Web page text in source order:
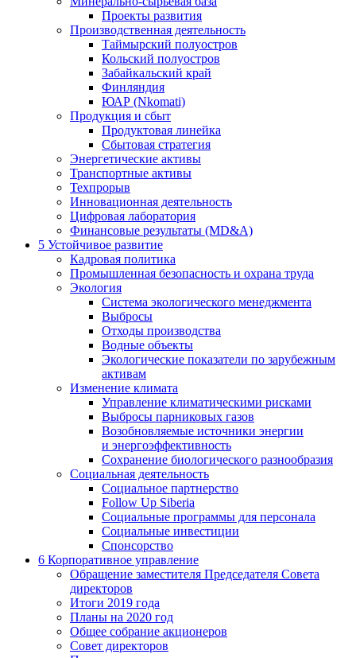
Проекты развития
Производственная деятельность
Таймырский полуостров
Кольский полуостров
Забайкальский край
Финляндия
ЮАР (Nkomati)
Продукция и сбыт
Продуктовая линейка
Сбытовая стратегия
Энергетические активы
Транспортные активы
Техпрорыв
Инновационная деятельность
Цифровая лаборатория
Финансовые результаты (MD&A)
5 Устойчивое развитие
Кадровая политика
Промышленная безопасность и охрана труда
Экология
Система экологического менеджмента
Выбросы
Отходы производства
Водные объекты
Экологические показатели по зарубежным
активам
Изменение климата
Управление климатическими рисками
Выбросы парниковых газов
Возобновляемые источники энергии
и энергоэффективность
Сохранение биологического разнообразия
Социальная деятельность
Социальное партнерство
Follow Up Siberia
Социальные программы для персонала
Социальные инвестиции
Спонсорство
6 Корпоративное управление
Обращение заместителя Председателя Совета
директоров
Итоги 2019 года
Планы на 2020 год
Общее собрание акционеров
Совет директоров